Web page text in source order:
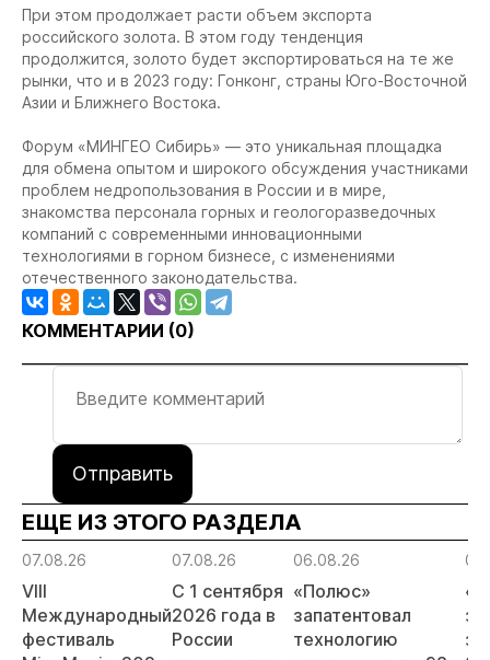
При этом продолжает расти объем экспорта
российского золота. В этом году тенденция
продолжится, золото будет экспортироваться на те же
рынки, что и в 2023 году: Гонконг, страны Юго-Восточной
Азии и Ближнего Востока.
Форум «МИНГЕО Сибирь» — это уникальная площадка
для обмена опытом и широкого обсуждения участниками
проблем недропользования в России и в мире,
знакомства персонала горных и геологоразведочных
компаний с современными инновационными
технологиями в горном бизнесе, с изменениями
отечественного законодательства.
КОММЕНТАРИИ (0)
Отправить
ЕЩЕ ИЗ ЭТОГО РАЗДЕЛА
07.08.26
VIII
Международный
фестиваль
07.08.26
С 1 сентября
2026 года в
России
06.08.26
«Полюс»
запатентовал
технологию